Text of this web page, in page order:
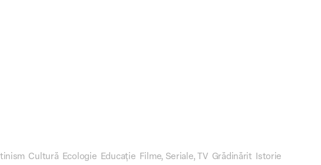
Cultură Ecologie Educație Filme, Seriale, TV Grădinărit Istorie